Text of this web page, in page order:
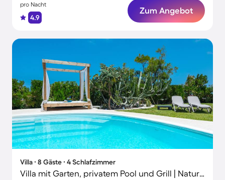
pro Nacht
4.9
Zum Angebot
Villa ∙ 8 Gäste ∙ 4 Schlafzimmer
Villa mit Garten, privatem Pool und Grill | Naturblick